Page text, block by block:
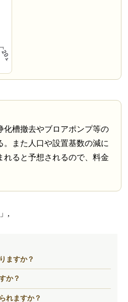
化槽撤去やブロアポンプ等の
。また人口や設置基数の減に
れると予想されるので、料金
,
ますか？
か？
れますか？